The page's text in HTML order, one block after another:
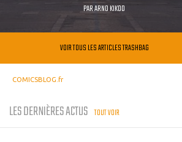
PARARNO KIKOO
VOIR TOUS LES ARTICLES TRASHBAG
COMICSBLOG.fr
LES DERNIÈRES ACTUS TOUT VOIR